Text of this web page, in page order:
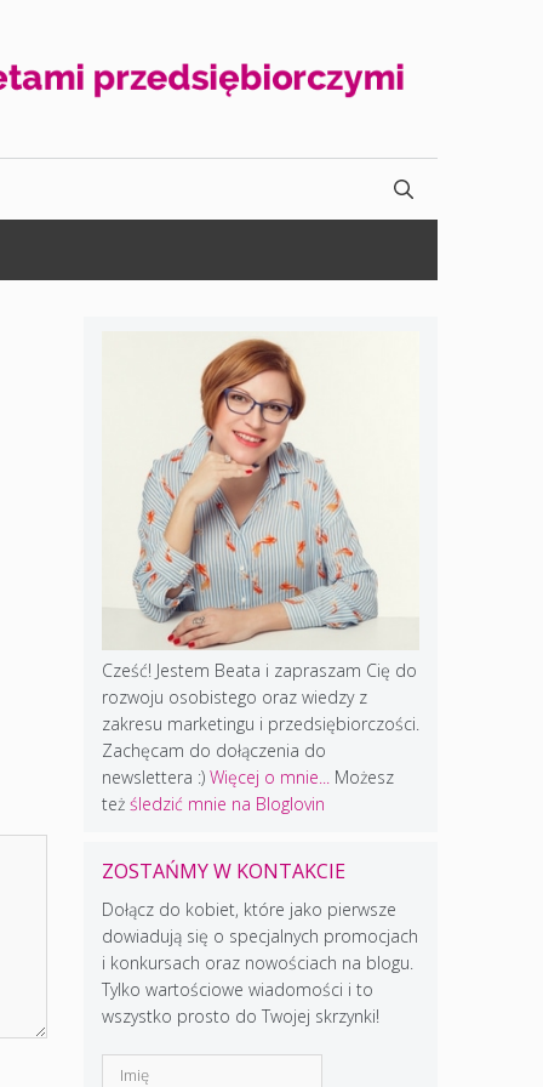
Cześć! Jestem Beata i zapraszam Cię do
rozwoju osobistego oraz wiedzy z
zakresu marketingu i przedsiębiorczości.
Zachęcam do dołączenia do
newslettera :) Więcej o mnie...
Możesz
też śledzić mnie na Bloglovin
ZOSTAŃMY W KONTAKCIE
Dołącz do kobiet, które jako pierwsze
dowiadują się o specjalnych promocjach
i konkursach oraz nowościach na blogu.
Tylko wartościowe wiadomości i to
wszystko prosto do Twojej skrzynki!